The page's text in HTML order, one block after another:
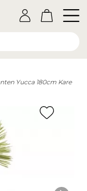
Yucca 180cm Kare